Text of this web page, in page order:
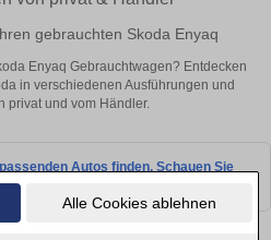
Alle Cookies ablehnen
gebrauchten Skoda Enyaq
Enyaq Gebrauchtwagen? Entdecken
in verschiedenen Ausführungen und
privat und vom Händler.
Autos finden. Schauen Sie